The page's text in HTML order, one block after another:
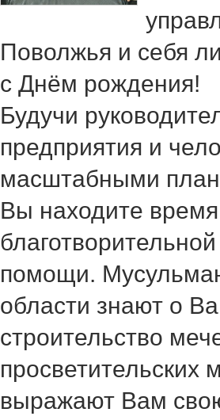
Поволжья и себя
с Днём рождения!
Будучи
предприятия и
масштабными
Вы находите
помощи.
области знают о
строительство
просветительских
выражают Вам